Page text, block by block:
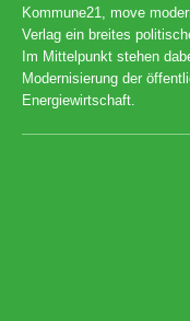
Kommune21, move
Verlag ein breites
Im Mittelpunkt stehen
Modernisierung der
Energiewirtschaft.